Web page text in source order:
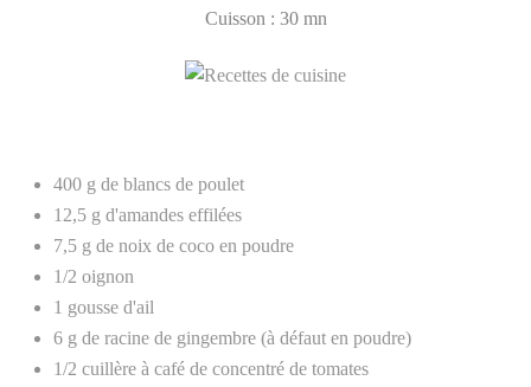
Cuisson : 30 mn
400 g de blancs de poulet
12,5 g d'amandes effilées
7,5 g de noix de coco en poudre
1/2 oignon
1 gousse d'ail
6 g de racine de gingembre (à défaut en poudre)
1/2 cuillère à café de concentré de tomates